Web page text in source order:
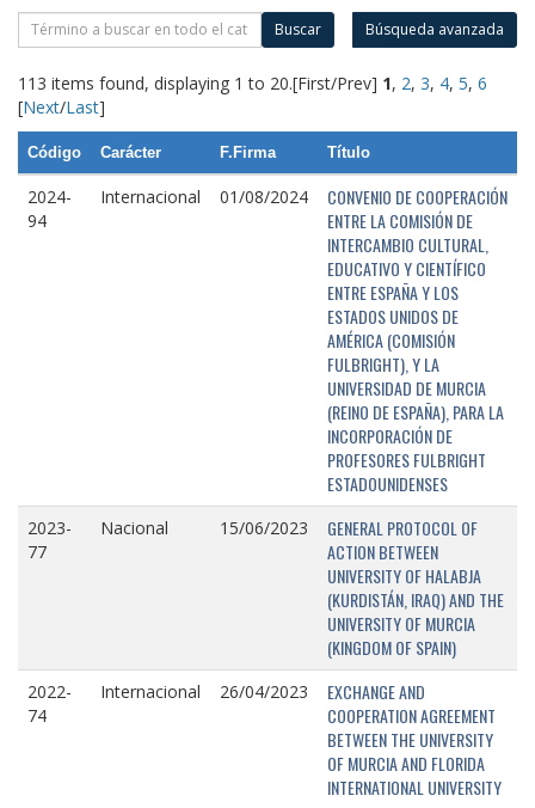
Buscar Búsqueda avanzada
113 items found, displaying 1 to 20.[First/Prev] 1, 2, 3, 4, 5, 6
[Next/Last]
Código Carácter F.Firma Título
2024-
94
Internacional 01/08/2024
CONVENIO DE COOPERACIÓN
ENTRE LA COMISIÓN DE
INTERCAMBIO CULTURAL,
EDUCATIVO Y CIENTÍFICO
ENTRE ESPAÑA Y LOS
ESTADOS UNIDOS DE
AMÉRICA (COMISIÓN
FULBRIGHT), Y LA
UNIVERSIDAD DE MURCIA
(REINO DE ESPAÑA), PARA LA
INCORPORACIÓN DE
PROFESORES FULBRIGHT
ESTADOUNIDENSES
2023-
77
Nacional 15/06/2023
GENERAL PROTOCOL OF
ACTION BETWEEN
UNIVERSITY OF HALABJA
(KURDISTÁN, IRAQ) AND THE
UNIVERSITY OF MURCIA
(KINGDOM OF SPAIN)
2022-
74
Internacional 26/04/2023
EXCHANGE AND
COOPERATION AGREEMENT
BETWEEN THE UNIVERSITY
OF MURCIA AND FLORIDA
INTERNATIONAL UNIVERSITY